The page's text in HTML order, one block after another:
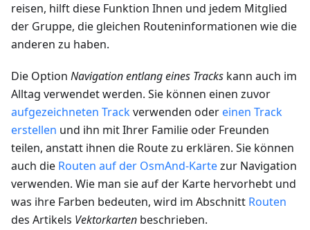
reisen, hilft diese Funktion Ihnen und jedem Mitglied
der Gruppe, die gleichen Routeninformationen wie die
anderen zu haben.
Die Option Navigation entlang eines Tracks kann auch im
Alltag verwendet werden. Sie können einen zuvor
aufgezeichneten Trackverwenden oder einen Track
erstellen und ihn mit Ihrer Familie oder Freunden
teilen, anstatt ihnen die Route zu erklären. Sie können
auch die Routen auf der OsmAnd-Kartezur Navigation
verwenden. Wie man sie auf der Karte hervorhebt und
was ihre Farben bedeuten, wird im Abschnitt Routen
des Artikels Vektorkarten beschrieben.